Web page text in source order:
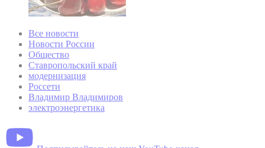
Все новости
Новости России
Общество
Ставропольский край
модернизация
Россети
Владимир Владимиров
электроэнергетика